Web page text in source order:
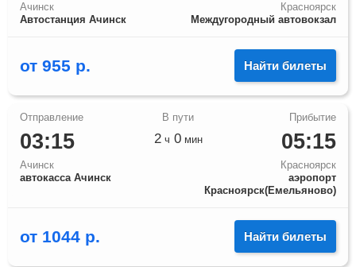
Ачинск
Автостанция Ачинск
Красноярск
Междугородный автовокзал
от 955 р. Найти билеты
03:15
Ачинск
автокасса Ачинск
05:15
Красноярск
аэропорт
Красноярск(Емельяново)
2ч 0мин
от 1044 р. Найти билеты